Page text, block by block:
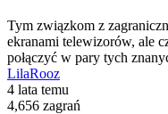
Tym związkom z
ekranami telewizorów, ale
połączyć w pary tych
LilaRooz
4 lata temu
4,656 zagrań